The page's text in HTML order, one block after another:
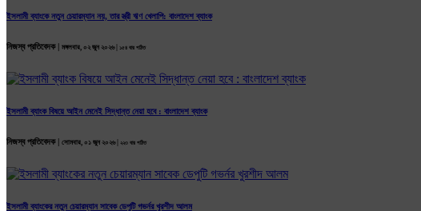
ইসলামী ব্যাংকে নতুন চেয়ারম্যান নয়, তার স্ত্রী ঋণ খেলাপি: বাংলাদেশ ব্যাংক
নিজস্ব প্রতিবেদক | মঙ্গলবার, ০২ জুন ২০২৬ | ১৫৪ বার পঠিত
ইসলামী ব্যাংক বিষয়ে আইন মেনেই সিদ্ধান্ত নেয়া হবে : বাংলাদেশ ব্যাংক
নিজস্ব প্রতিবেদক | সোমবার, ০১ জুন ২০২৬ | ২২৩ বার পঠিত
ইসলামী ব্যাংকের নতুন চেয়ারম্যান সাবেক ডেপুটি গভর্নর খুরশীদ আলম